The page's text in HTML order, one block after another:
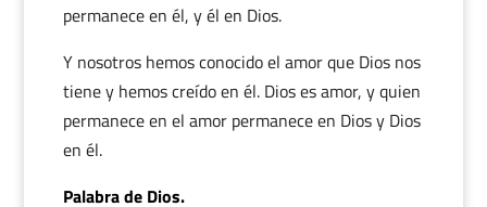
permanece en él, y él en Dios.
Y nosotros hemos conocido el amor que Dios nos
tiene y hemos creído en él. Dios es amor, y quien
permanece en el amor permanece en Dios y Dios
en él.
Palabra de Dios.